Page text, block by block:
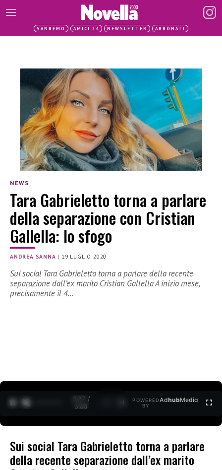
SANREMO AMICI 24 NEWSLETTER ABBONATI
NEWS
Tara Gabrieletto torna a parlare
della separazione con Cristian
Gallella: lo sfogo
ANDREA SANNA | 19 LUGLIO 2020
Sui social Tara Gabrieletto torna a parlare della recente
separazione dall’ex marito Cristian Gallella A inizio mese,
precisamente il 4…
0:27 /
3:35
POWERED
BY
AdhubMedia
Sui social Tara Gabrieletto torna a parlare
della recente separazione dall’ex marito